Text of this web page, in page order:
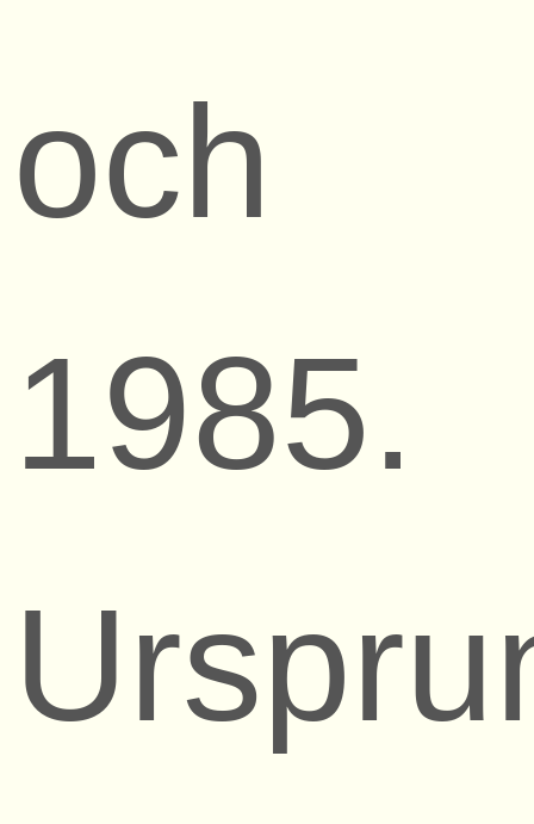
och
1985.